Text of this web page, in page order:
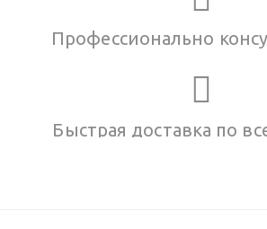
Профессионально
Быстрая доставка по